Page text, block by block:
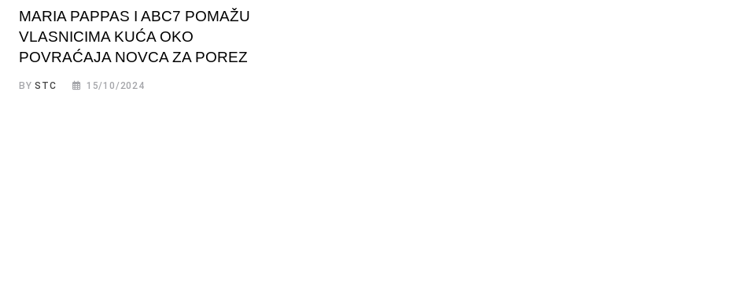
MARIA PAPPAS I ABC7 POMAŽU
VLASNICIMA KUĆA OKO
POVRAĆAJA NOVCA ZA POREZ
BYSTC 15/10/2024